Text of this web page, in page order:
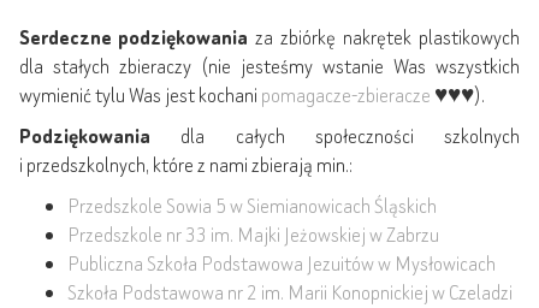
Serdeczne podziękowania za zbiórkę nakrętek plastikowych
dla stałych zbieraczy (nie jesteśmy wstanie Was wszystkich
wymienić tylu Was jest kochani pomagacze-zbieracze ♥♥♥).
Podziękowania dla całych społeczności szkolnych
i przedszkolnych, które z nami zbierają min.:
Przedszkole Sowia 5 w Siemianowicach Śląskich
Przedszkole nr 33 im. Majki Jeżowskiej w Zabrzu
Publiczna Szkoła Podstawowa Jezuitów w Mysłowicach
Szkoła Podstawowa nr 2 im. Marii Konopnickiej w Czeladzi